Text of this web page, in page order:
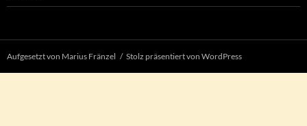
Aufgesetzt von Marius Fränzel Stolz präsentiert von WordPress